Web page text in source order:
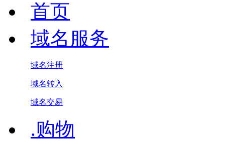
首页
域名服务
域名注册
域名转入
域名交易
.购物